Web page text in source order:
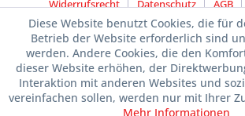
Widerrufsrecht
Datenschutz AGB
Diese Website benutzt Cookies, die für
Betrieb der Website erforderlich sind
werden. Andere Cookies, die den
dieser Website erhöhen, der
Interaktion mit anderen Websites und
vereinfachen sollen, werden nur mit Ihrer
Mehr Informationen